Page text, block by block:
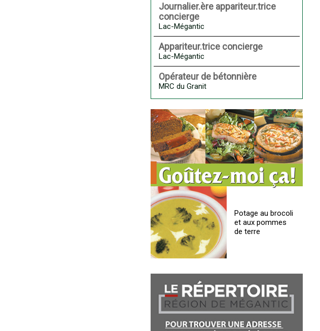
Journalier.ère appariteur.trice
concierge
Lac-Mégantic
Appariteur.trice concierge
Lac-Mégantic
Opérateur de bétonnière
MRC du Granit
Potage au brocoli
et aux pommes
de terre